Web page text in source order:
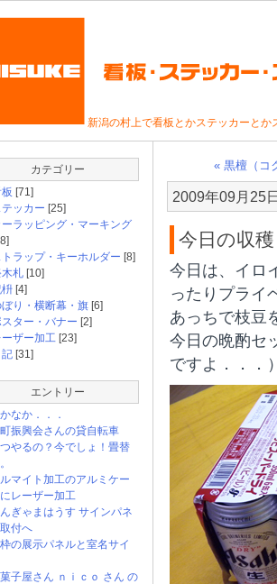
新潟の村上で看板とかステッカーと
カテゴリー
[71]
テッカー [25]
ーラッピング・マーキング
トラップ・キーホルダー [8]
札 [10]
[4]
り・横断幕・旗 [6]
ター・バナー [2]
ーザー加工 [23]
記 [31]
エントリー
なか．．．
振興会さんの貸自転車
やるの？今でしょ！畳替
マイト加工のアルミケー
レーザー加工
ぎゃまはうす サインパネ
付へ
の展示パネルと室名サイ
子屋さん ｎｉｃｏ さん の
« 黒檀（コ
2009年09月25
今日の収
今日は、イロ
ったりプライ
あっちで枝豆
今日の晩酌セ
ですよ．．．